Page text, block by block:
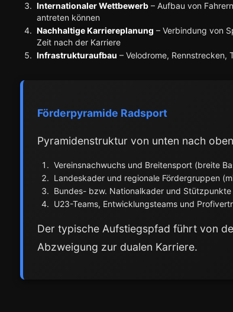
Internationaler Wettbewerb – Aufbau von
antreten können
Nachhaltige Karriereplanung – Verbindung von
Zeit nach der Karriere
Infrastrukturaufbau – Velodrome, Rennstrecken,
Förderpyramide Radsport
Pyramidenstruktur von unten nach
Vereinsnachwuchs und Breitensport (breite
Landeskader und regionale Fördergruppen
Bundes- bzw. Nationalkader und
U23-Teams, Entwicklungsteams und
Der typische Aufstiegspfad führt von
Abzweigung zur dualen Karriere.